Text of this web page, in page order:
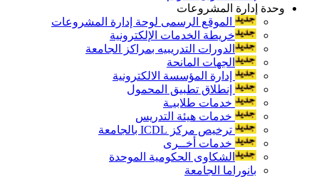
وحدة إدارة المشروعات
الموقع الرسمى لوحة إدارة المشروعات
خريطة الخدمات الإلكترونية
الدورات التدريبيه بمراكز الجامعة
الجهات المانحة
إدارة المؤسسة الالكترونية
إنطلاق تطبيق المحمول
خدمات طلابيـة
خدمات هيئة التدريس
ترخيص مركز ICDL بالجامعة
خدمات أخــرى
الشكاوى الحكومية الموحدة
بانوراما الجامعة